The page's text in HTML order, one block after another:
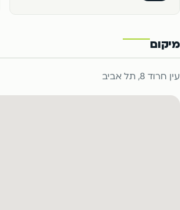
מיקום
עין חרוד 8, תל אביב